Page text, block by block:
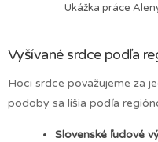
Ukážka práce
Vyšívané srdce podľa
Hoci srdce považujeme za
podoby sa líšia podľa
Slovenské ľudové